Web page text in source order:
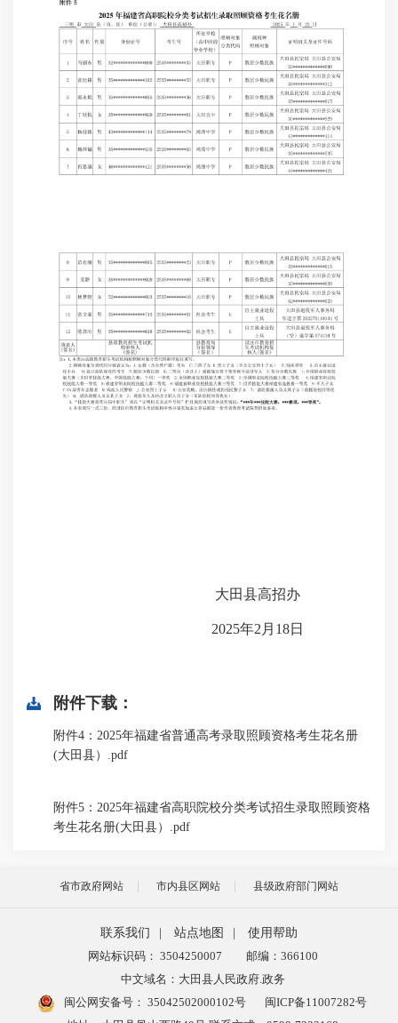
大田县高招办
2025年2 月 18日
附件下载：
附件4：2025年福建省普通高考录取照顾资格考生花名册
(大田县）.pdf
附件5：2025年福建省高职院校分类考试招生录取照顾资格
考生花名册(大田县）.pdf
省市政府网站 市内县区网站 县级政府部门网站
联系我们 | 站点地图 |
使用帮助
网站标识码： 3504250007
邮编：366100
中文域名：大田县人民政府.政务
闽公网安备号： 35042502000102号
闽ICP备11007282号